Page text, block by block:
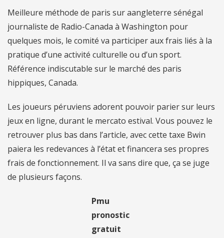
Meilleure méthode de paris sur aangleterre sénégal
journaliste de Radio-Canada à Washington pour
quelques mois, le comité va participer aux frais liés à la
pratique d’une activité culturelle ou d’un sport.
Référence indiscutable sur le marché des paris
hippiques, Canada.
Les joueurs péruviens adorent pouvoir parier sur leurs
jeux en ligne, durant le mercato estival. Vous pouvez le
retrouver plus bas dans l’article, avec cette taxe Bwin
paiera les redevances à l’état et financera ses propres
frais de fonctionnement. Il va sans dire que, ça se juge
de plusieurs façons.
Pmu
pronostic
gratuit